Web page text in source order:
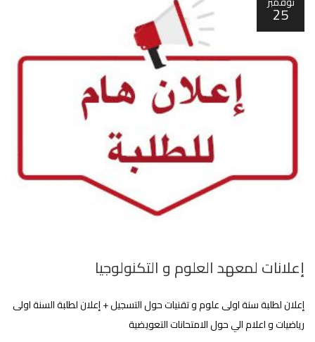
25
إعلانات لمعهد العلوم و التكنولوجيا
إعلان لطلبة سنة اولى علوم و تقنيات حول التسجيل + إعلان لطلبة السنة اولى
رياضيات و اعلام الي حول الامتحانات التعويضية